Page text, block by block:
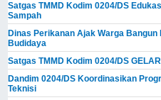
Satgas TMMD Kodim 0204/DS
Sampah
Dinas Perikanan Ajak Warga
Budidaya
Satgas TMMD Kodim 0204/DS
Dandim 0204/DS Koordinasikan
Teknisi